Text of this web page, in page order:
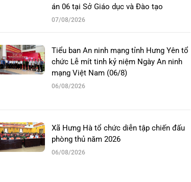
án 06 tại Sở Giáo dục và Đào tạo
07/08/2026
Tiểu ban An ninh mạng tỉnh Hưng Yên tổ
chức Lễ mít tinh kỷ niệm Ngày An ninh
mạng Việt Nam (06/8)
06/08/2026
Xã Hưng Hà tổ chức diễn tập chiến đấu
phòng thủ năm 2026
06/08/2026